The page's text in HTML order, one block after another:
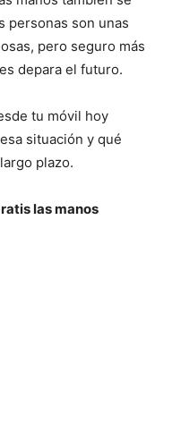
personas son unas
pero seguro más
depara el futuro.
tu móvil hoy
situación y qué
plazo.
las manos